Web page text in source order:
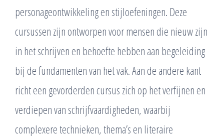
personageontwikkeling en stijloefeningen. Deze
cursussen zijn ontworpen voor mensen die nieuw zijn
in het schrijven en behoefte hebben aan begeleiding
bij de fundamenten van het vak. Aan de andere kant
richt een gevorderden cursus zich op het verfijnen en
verdiepen van schrijfvaardigheden, waarbij
complexere technieken, thema’s en literaire